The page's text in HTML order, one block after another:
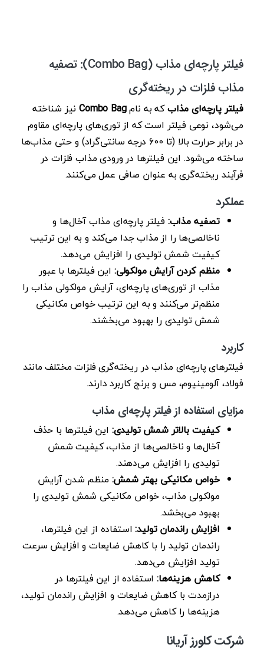
فیلتر پارچه‌ای مذاب (Combo Bag): تصفیه
مذاب فلزات در ریخته‌گری
فیلتر پارچه‌ای مذابکه به نامCombo Bagنیز شناخته
می‌شود، نوعی فیلتر است که از توری‌های پارچه‌ای مقاوم
در برابر حرارت بالا (تا 600 درجه سانتی‌گراد) و حتی مذاب‌ها
ساخته می‌شود. این فیلترها در ورودی مذاب فلزات در
فرآیند ریخته‌گری به عنوان صافی عمل می‌کنند.
عملکرد
تصفیه مذاب: فیلتر پارچه‌ای مذاب آخال‌ها و
ناخالصی‌ها را از مذاب جدا می‌کند و به این ترتیب
کیفیت شمش تولیدی را افزایش می‌دهد.
منظم کردن آرایش مولکولی: این فیلترها با عبور
مذاب از توری‌های پارچه‌ای، آرایش مولکولی مذاب را
منظم‌تر می‌کنند و به این ترتیب خواص مکانیکی
شمش تولیدی را بهبود می‌بخشند.
کاربرد
فیلترهای پارچه‌ای مذاب در ریخته‌گری فلزات مختلف مانند
فولاد، آلومینیوم، مس و برنج کاربرد دارند.
مزایای استفاده از فیلتر پارچه‌ای مذاب
کیفیت بالاتر شمش تولیدی: این فیلترها با حذف
آخال‌ها و ناخالصی‌ها از مذاب، کیفیت شمش
تولیدی را افزایش می‌دهند.
خواص مکانیکی بهتر شمش: منظم شدن آرایش
مولکولی مذاب، خواص مکانیکی شمش تولیدی را
بهبود می‌بخشد.
افزایش راندمان تولید:استفاده از این فیلترها،
راندمان تولید را با کاهش ضایعات و افزایش سرعت
تولید افزایش می‌دهد.
کاهش هزینه‌ها:استفاده از این فیلترها در
درازمدت با کاهش ضایعات و افزایش راندمان تولید،
هزینه‌ها را کاهش می‌دهد.
شرکت کلورز آریانا